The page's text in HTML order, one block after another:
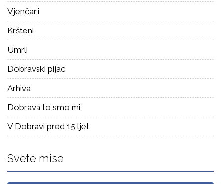
Vjenčani
Kršteni
Umrli
Dobravski pijac
Arhiva
Dobrava to smo mi
V Dobravi pred 15 ljet
Svete mise